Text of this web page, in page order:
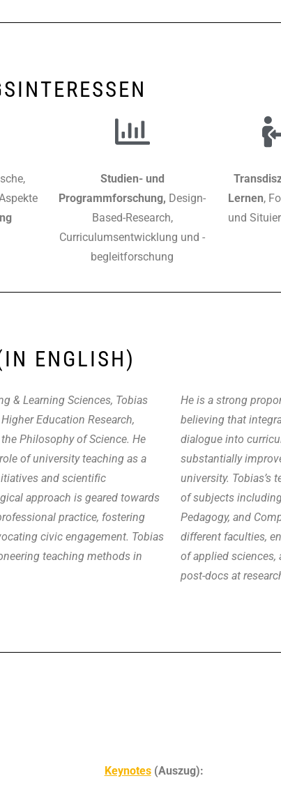
Studien- und
Programmforschung, Design-
Based-Research,
Curriculumsentwicklung und -
begleitforschung​
Lernen,
und
ENGLISH)
& Learning Sciences, Tobias
Education Research,
Philosophy of Science. He
of university teaching as a
and scientific
approach is geared towards
practice, fostering
civic engagement. Tobias
teaching methods in
He is a strong
believing that
dialogue into
substantially
university. Tobias’s
of subjects
Pedagogy, and
different faculties,
of applied
post-docs at
Keynotes(Auszug):